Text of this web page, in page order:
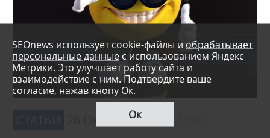
26 Октября 2020,
SEOnews использует cookie-файлы и обрабатывает
персональные данные с использованием Яндекс
Метрики. Это улучшает работу сайта и
взаимодействие с ним. Подтвердите ваше
согласие, нажав кнопу Ок.
Ок